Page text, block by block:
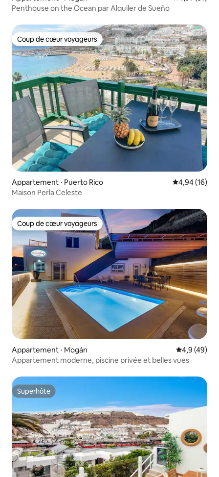
Penthouse on the Ocean par Alquiler de Sueño
Coup de cœur voyageurs
Coup de cœur voyageurs
Appartement ⋅ Puerto Rico Évaluation
4,94 (16)
Maison Perla Celeste
Coup de cœur voyageurs
Coup de cœur voyageurs
Appartement ⋅ Mogán Évaluation
4,9 (49)
Appartement moderne, piscine privée et belles vues
Superhôte
Superhôte